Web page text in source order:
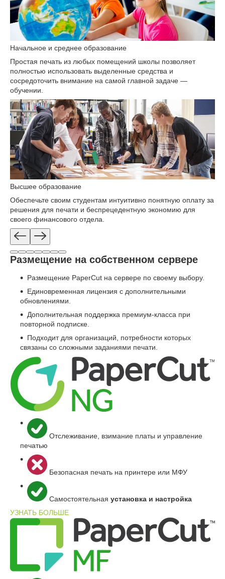
Начальное и среднее образование
Простая печать из любых помещений школы позволяет
полностью использовать выделенные средства и
сосредоточить внимание на самой главной задаче —
обучении.
Высшее образование
Обеспечьте своим студентам интуитивно понятную оплату за
решения для печати и беспрецедентную экономию для
своего финансового отдела.
Размещение на собственном сервере
Размещение PaperCut на сервере по своему выбору.
Единовременная лицензия с дополнительными
обновлениями.
Дополнительная поддержка премиум-класса при
повторной подписке.
Подходит для организаций, потребности которых
связаны со сложными заданиями печати.
Отслеживание, взимание платы и управление
печатью
Безопасная печать на принтере или МФУ
Самостоятельная установка и настройка
УЗНАТЬ БОЛЬШЕ